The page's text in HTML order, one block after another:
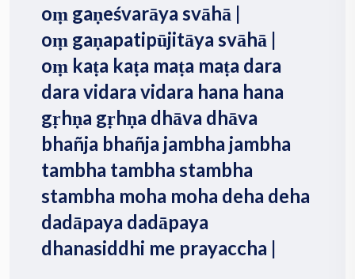
oṃ gaṇeśvarāya svāhā |
oṃ gaṇapatipūjitāya svāhā |
oṃ kaṭa kaṭa maṭa maṭa dara
dara vidara vidara hana hana
gṛhṇa gṛhṇa dhāva dhāva
bhañja bhañja jambha jambha
tambha tambha stambha
stambha moha moha deha deha
dadāpaya dadāpaya
dhanasiddhi me prayaccha |